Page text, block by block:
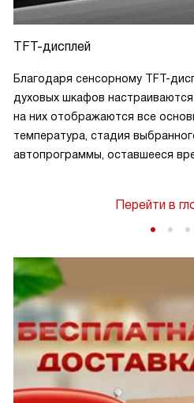
TFT-дисплей
Благодаря сенсорному TFT-
духовых шкафов
на них отображаются все
температура, стадия
автопрограммы, оставшееся
Перейти в